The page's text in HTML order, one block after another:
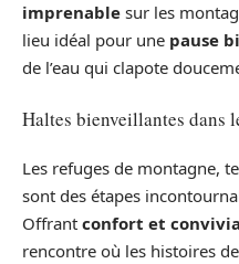
imprenable sur les
lieu idéal pour une pause
de l’eau qui clapote
Haltes bienveillantes dans
Les refuges de montagne,
sont des étapes
Offrant confort et
rencontre où les histoires